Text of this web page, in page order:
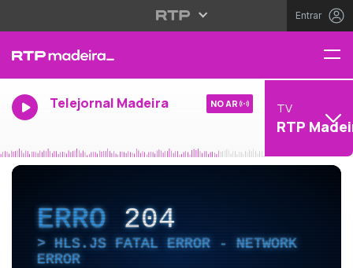
Entrar
Telejornal Madeira NO AR TV
RTP
ERRO204
HLS.JS FATAL ERROR - NETWORK
ERROR